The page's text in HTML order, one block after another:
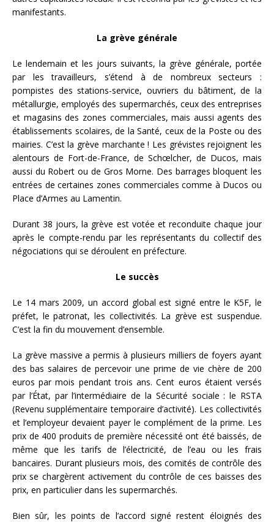
manifestants.
La grève générale
Le lendemain et les jours suivants, la grève générale, portée
par les travailleurs, s’étend à de nombreux secteurs :
pompistes des stations-service, ouvriers du bâtiment, de la
métallurgie, employés des supermarchés, ceux des entreprises
et magasins des zones commerciales, mais aussi agents des
établissements scolaires, de la Santé, ceux de la Poste ou des
mairies. C’est la grève marchante ! Les grévistes rejoignent les
alentours de Fort-de-France, de Schœlcher, de Ducos, mais
aussi du Robert ou de Gros Morne. Des barrages bloquent les
entrées de certaines zones commerciales comme à Ducos ou
Place d’Armes au Lamentin.
Durant 38 jours, la grève est votée et reconduite chaque jour
après le compte-rendu par les représentants du collectif des
négociations qui se déroulent en préfecture.
Le succès
Le 14 mars 2009, un accord global est signé entre le K5F, le
préfet, le patronat, les collectivités. La grève est suspendue.
C’est la fin du mouvement d’ensemble.
La grève massive a permis à plusieurs milliers de foyers ayant
des bas salaires de percevoir une prime de vie chère de 200
euros par mois pendant trois ans. Cent euros étaient versés
par l’État, par l’intermédiaire de la Sécurité sociale : le RSTA
(Revenu supplémentaire temporaire d’activité). Les collectivités
et l’employeur devaient payer le complément de la prime. Les
prix de 400 produits de première nécessité ont été baissés, de
même que les tarifs de l’électricité, de l’eau ou les frais
bancaires. Durant plusieurs mois, des comités de contrôle des
prix se chargèrent activement du contrôle de ces baisses des
prix, en particulier dans les supermarchés.
Bien sûr, les points de l’accord signé restent éloignés des